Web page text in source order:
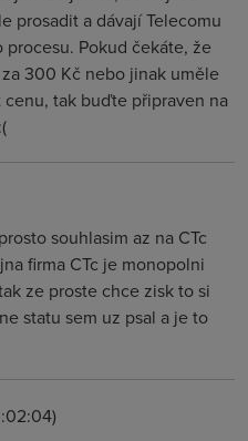
prosadit a dávají Telecomu
Pokud čekáte, že
300 Kč nebo jinak uměle
tak buďte připraven na
souhlasim az na CTc
firma CTc je monopolni
ze proste chce zisk to si
statu sem uz psal a je to